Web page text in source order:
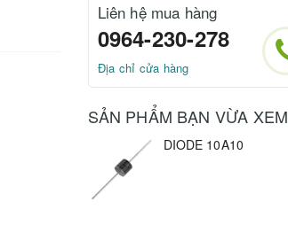
Liên hệ mua hàng
0964-230-278
Địa chỉ cửa hàng
SẢN PHẨM BẠN VỪA XEM
DIODE 10A10